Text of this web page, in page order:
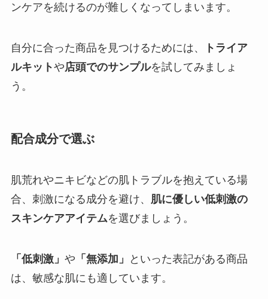
ンケアを続けるのが難しくなってしまいます。
自分に合った商品を見つけるためには、
トライア
ルキットや店頭でのサンプルを試してみましょ
う。
配合成分で選ぶ
肌荒れやニキビなどの肌トラブルを抱えている場
合、刺激になる成分を避け、 肌に優しい低刺激の
スキンケアアイテムを選びましょう。
「低刺激」 や 「無添加」
といった表記がある商品
は、敏感な肌にも適しています。